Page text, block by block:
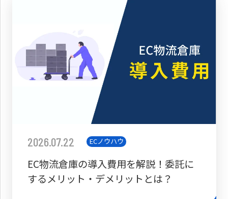
2026.07.22 ECノウハウ
EC物流倉庫の導入費用を解説！委託に
するメリット・デメリットとは？